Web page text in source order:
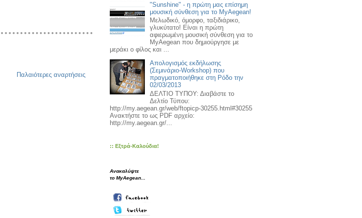
Παλαιότερες αναρτήσεις
"Sunshine" - η πρώτη μας επίσημη
μουσική σύνθεση για το MyAegean!
Μελωδικό, όμορφο, ταξιδιάρικο,
γλυκύτατο! Είναι η πρώτη
αφιερωμένη μουσική σύνθεση για το
MyAegean που δημιούργησε με
μεράκι ο φίλος και ...
Απολογισμός εκδήλωσης
(Σεμινάριο-Workshop) που
πραγματοποιήθηκε στη Ρόδο την
02/03/2013
ΔΕΛΤΙΟ ΤΥΠΟΥ: Διαβάστε το
Δελτίο Τύπου:
http://my.aegean.gr/web/ftopicp-30255.html#30255
Ανακτήστε το ως PDF αρχείο:
http://my.aegean.gr/...
:: Εξτρά-Καλούδια!
Ανακαλύψτε
το MyAegean...